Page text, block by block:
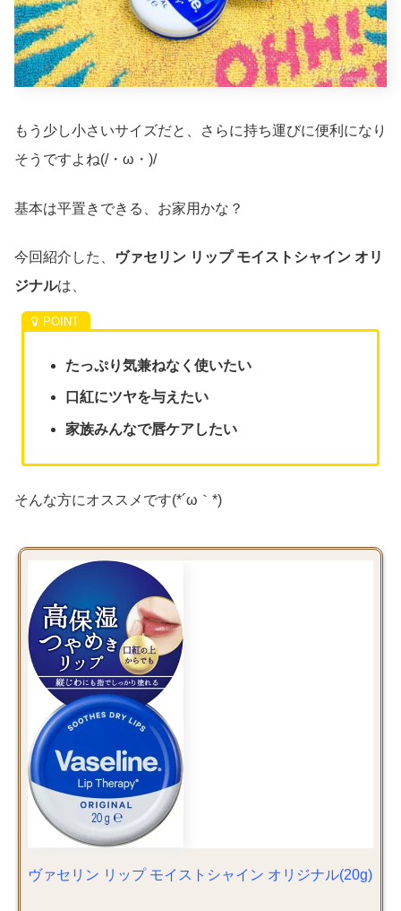
もう少し小さいサイズだと、さらに持ち運びに便利になり
そうですよね(/・ω・)/
基本は平置きできる、お家用かな？
今回紹介した、
ヴァセリン リップ モイストシャイン オリ
ジナルは、
たっぷり気兼ねなく使いたい
口紅にツヤを与えたい
家族みんなで唇ケアしたい
そんな方にオススメです(*´ω｀*)
ヴァセリン リップ モイストシャイン オリジナル(20g)